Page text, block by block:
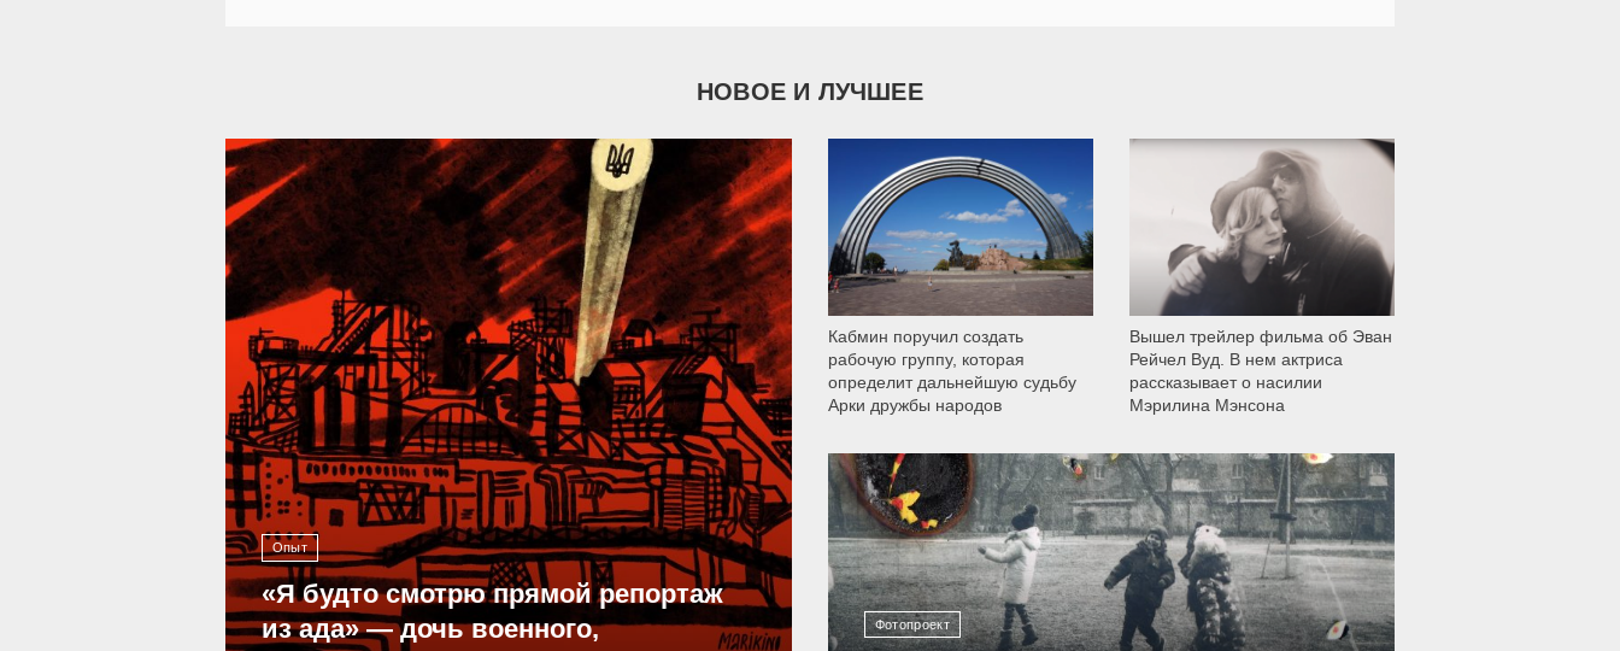
НОВОЕ И ЛУЧШЕЕ
Опыт
«Я будто смотрю прямой репортаж
из ада» — дочь военного,
39 293
Кабмин поручил создать
рабочую группу, которая
определит дальнейшую судьбу
Арки дружбы народов
9 789
Вышел трейлер фильма об Эван
Рейчел Вуд. В нем актриса
рассказывает о насилии
Мэрилина Мэнсона
Фотопроект
12 303